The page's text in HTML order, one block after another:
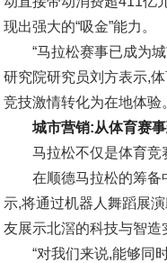
现出强大的“吸金”能力。
“马拉松赛事已成为
研究院研究员刘方表示,
竞技激情转化为在地体验
城市营销:从体育赛
马拉松不仅是体育竞
在顺德马拉松的筹备
示,将通过机器人舞蹈展
友展示北滘的科技与智造
“对我们来说,能够同